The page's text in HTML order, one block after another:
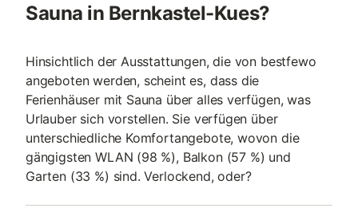
Sauna in Bernkastel-Kues?
Hinsichtlich der Ausstattungen, die von bestfewo
angeboten werden, scheint es, dass die
Ferienhäuser mit Sauna über alles verfügen, was
Urlauber sich vorstellen. Sie verfügen über
unterschiedliche Komfortangebote, wovon die
gängigsten WLAN (98 %), Balkon (57 %) und
Garten (33 %) sind. Verlockend, oder?